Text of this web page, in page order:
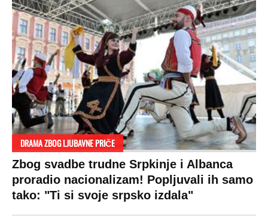
DRAMA ZBOG LJUBAVNE PRIČE
Zbog svadbe trudne Srpkinje i Albanca
proradio nacionalizam! Popljuvali ih samo
tako: "Ti si svoje srpsko izdala"